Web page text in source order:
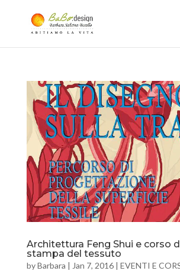
Architettura Feng Shui e corso
stampa del tessuto
byBarbara | Jan 7, 2016| EVENTI E